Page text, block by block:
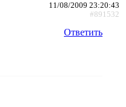
11/08/2009 23:20:43
#891532
Ответить